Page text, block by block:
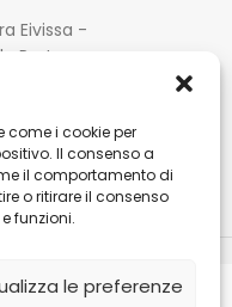
come i cookie per
Il consenso a
il comportamento di
o ritirare il consenso
funzioni.
le preferenze
Eivissa -
Portmany
Negre)